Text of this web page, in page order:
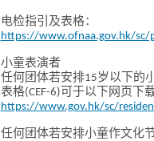
电检指引及表格：
https://www.ofnaa.gov.hk/sc/
小童表演者
任何团体若安排15岁以下的
表格(CEF-6)可于以下网页下载
https://www.gov.hk/sc/
任何团体若安排小童作文化